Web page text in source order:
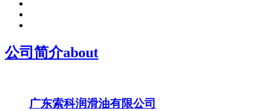
公司简介about
广东索科润滑油有限公司